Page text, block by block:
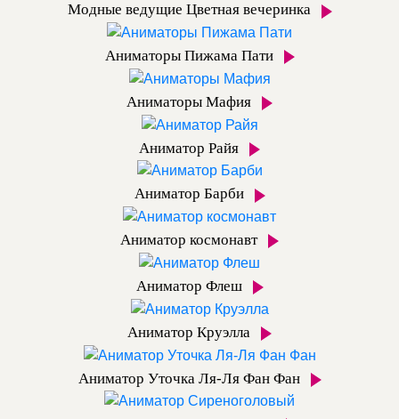
Модные ведущие Цветная вечеринка
Аниматоры Пижама Пати
Аниматоры Мафия
Аниматор Райя
Аниматор Барби
Аниматор космонавт
Аниматор Флеш
Аниматор Круэлла
Аниматор Уточка Ля-Ля Фан Фан